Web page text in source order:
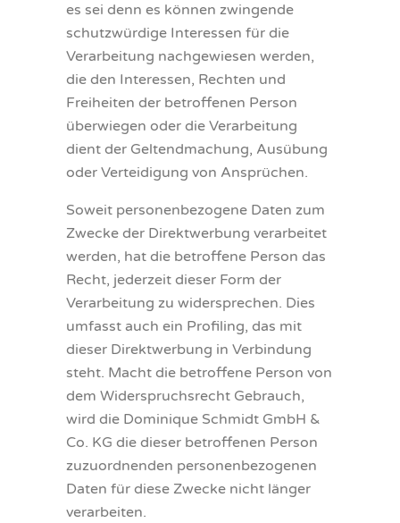
es sei denn es können zwingende
schutzwürdige Interessen für die
Verarbeitung nachgewiesen werden,
die den Interessen, Rechten und
Freiheiten der betroffenen Person
überwiegen oder die Verarbeitung
dient der Geltendmachung, Ausübung
oder Verteidigung von Ansprüchen.
Soweit personenbezogene Daten zum
Zwecke der Direktwerbung verarbeitet
werden, hat die betroffene Person das
Recht, jederzeit dieser Form der
Verarbeitung zu widersprechen. Dies
umfasst auch ein Profiling, das mit
dieser Direktwerbung in Verbindung
steht. Macht die betroffene Person von
dem Widerspruchsrecht Gebrauch,
wird die Dominique Schmidt GmbH &
Co. KG die dieser betroffenen Person
zuzuordnenden personenbezogenen
Daten für diese Zwecke nicht länger
verarbeiten.